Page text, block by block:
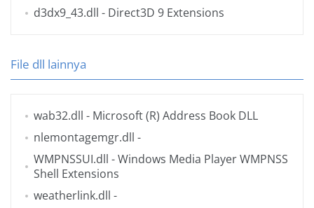
d3dx9_43.dll - Direct3D 9 Extensions
File dll lainnya
wab32.dll - Microsoft (R) Address Book DLL
nlemontagemgr.dll -
WMPNSSUI.dll - Windows Media Player WMPNSS
Shell Extensions
weatherlink.dll -